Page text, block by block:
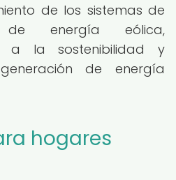
de los sistemas de
de energía eólica,
a la sostenibilidad y
de energía
hogares